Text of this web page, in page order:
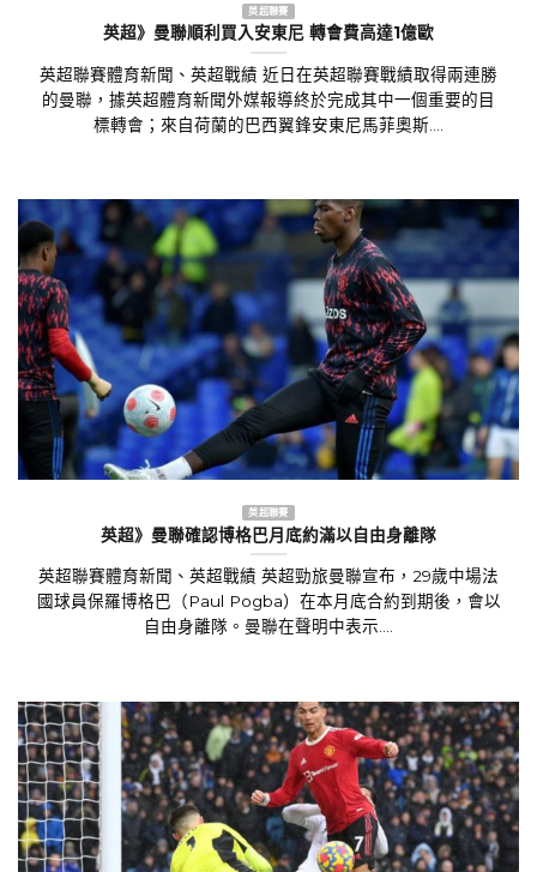
英超聯賽
英超》曼聯順利買入安東尼 轉會費高達1億歐
英超聯賽體育新聞、英超戰績 近日在英超聯賽戰績取得兩連勝
的曼聯，據英超體育新聞外媒報導終於完成其中一個重要的目
標轉會；來自荷蘭的巴西翼鋒安東尼馬菲奧斯....
英超聯賽
英超》曼聯確認博格巴月底約滿以自由身離隊
英超聯賽體育新聞、英超戰績 英超勁旅曼聯宣布，29歲中場法
國球員保羅博格巴（Paul Pogba）在本月底合約到期後，會以
自由身離隊。曼聯在聲明中表示....